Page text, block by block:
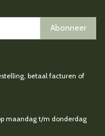
Abonneer
betaal facturen of
maandag t/m donderdag